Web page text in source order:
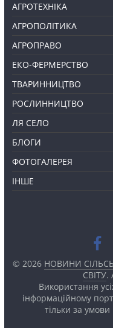
АГРОТЕХНІКА
АГРОПОЛІТИКА
АГРОПРАВО
ЕКО-ФЕРМЕРСТВО
ТВАРИННИЦТВО
РОСЛИННИЦТВО
ЛЯ СЕЛО
БЛОГИ
ФОТОГАЛЕРЕЯ
ІНШЕ
© 2026 НОВИНИ
СВІТУ.
Використання
інформаційному
тільки за умови